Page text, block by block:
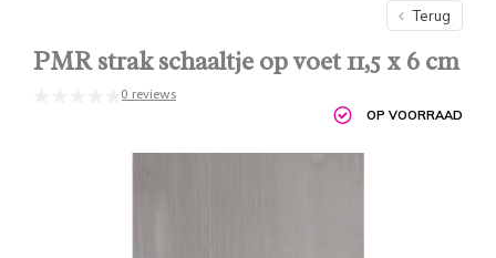
Terug
PMR strak schaaltje op voet 11,5 x 6 cm
0 reviews
OP VOORRAAD